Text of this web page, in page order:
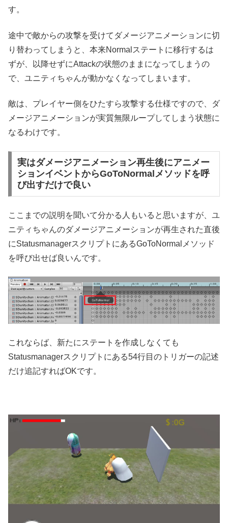
す。
途中で敵からの攻撃を受けてダメージアニメーションに切
り替わってしまうと、本来Normalステートに移行するは
ずが、以降せずにAttackの状態のままになってしまうの
で、ユニティちゃんが動かなくなってしまいます。
敵は、プレイヤー側をひたすら攻撃する仕様ですので、ダ
メージアニメーションが実質無限ループしてしまう状態に
なるわけです。
実はダメージアニメーション再生後にアニメー
ションイベントからGoToNormalメソッドを呼
び出すだけで良い
ここまでの説明を聞いて分かる人もいると思いますが、ユ
ニティちゃんのダメージアニメーションが再生された直後
にStatusmanagerスクリプトにあるGoToNormalメソッド
を呼び出せば良いんです。
これならば、新たにステートを作成しなくても
Statusmanagerスクリプトにある54行目のトリガーの記述
だけ追記すればOKです。